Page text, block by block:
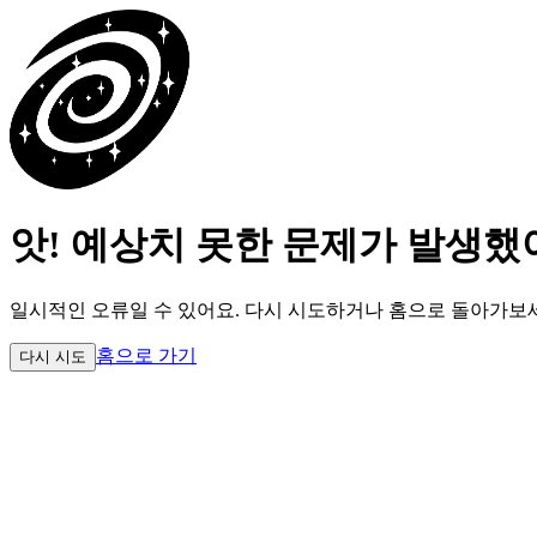
앗! 예상치 못한 문제가 발생했
일시적인 오류일 수 있어요. 다시 시도하거나 홈으로 돌아가보
다시 시도 홈으로 가기